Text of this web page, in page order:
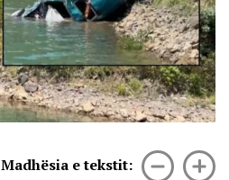
Madhësia e tekstit: